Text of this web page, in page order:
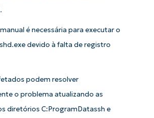
é necessária para executar o
devido à falta de registro
podem resolver
o problema atualizando as
diretórios C:ProgramDatassh e